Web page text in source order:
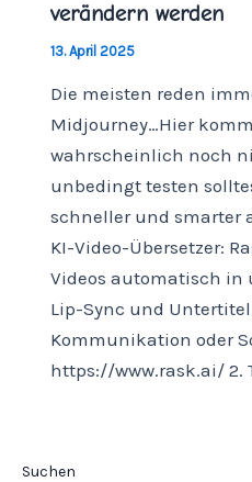
verändern werden
13. April 2025
Die meisten reden
Midjourney…Hier
wahrscheinlich noch
unbedingt testen
schneller und smarter
KI-Video-Übersetzer:
Videos automatisch in
Lip-Sync und
Kommunikation oder
https://www.rask.ai/ 2.
Suchen